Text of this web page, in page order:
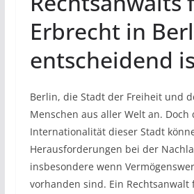
Erbrecht in
entscheidend
Berlin, die Stadt der Freiheit und
Menschen aus aller Welt an.
Internationalität dieser Stadt
Herausforderungen bei der
insbesondere wenn
vorhanden sind. Ein